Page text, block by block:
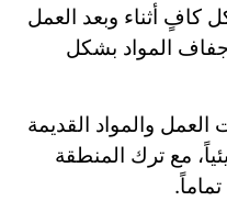
كافٍ أثناء وبعد العمل
المواد بشكل
والمواد القديمة
مع ترك المنطقة